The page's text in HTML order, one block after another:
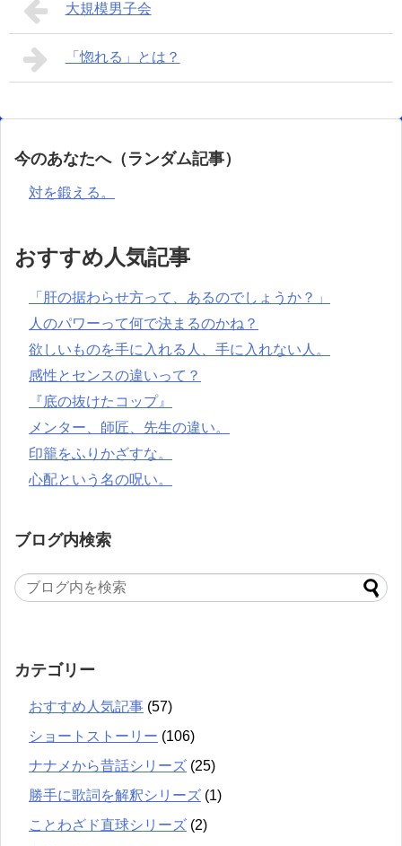
大規模男子会
「惚れる」とは？
今のあなたへ（ランダム記事）
対を鍛える。
おすすめ人気記事
「肝の据わらせ方って、あるのでしょうか？」
人のパワーって何で決まるのかね？
欲しいものを手に入れる人、手に入れない人。
感性とセンスの違いって？
『底の抜けたコップ』
メンター、師匠、先生の違い。
印籠をふりかざすな。
心配という名の呪い。
ブログ内検索
カテゴリー
おすすめ人気記事 (57)
ショートストーリー (106)
ナナメから昔話シリーズ (25)
勝手に歌詞を解釈シリーズ (1)
ことわざド直球シリーズ (2)